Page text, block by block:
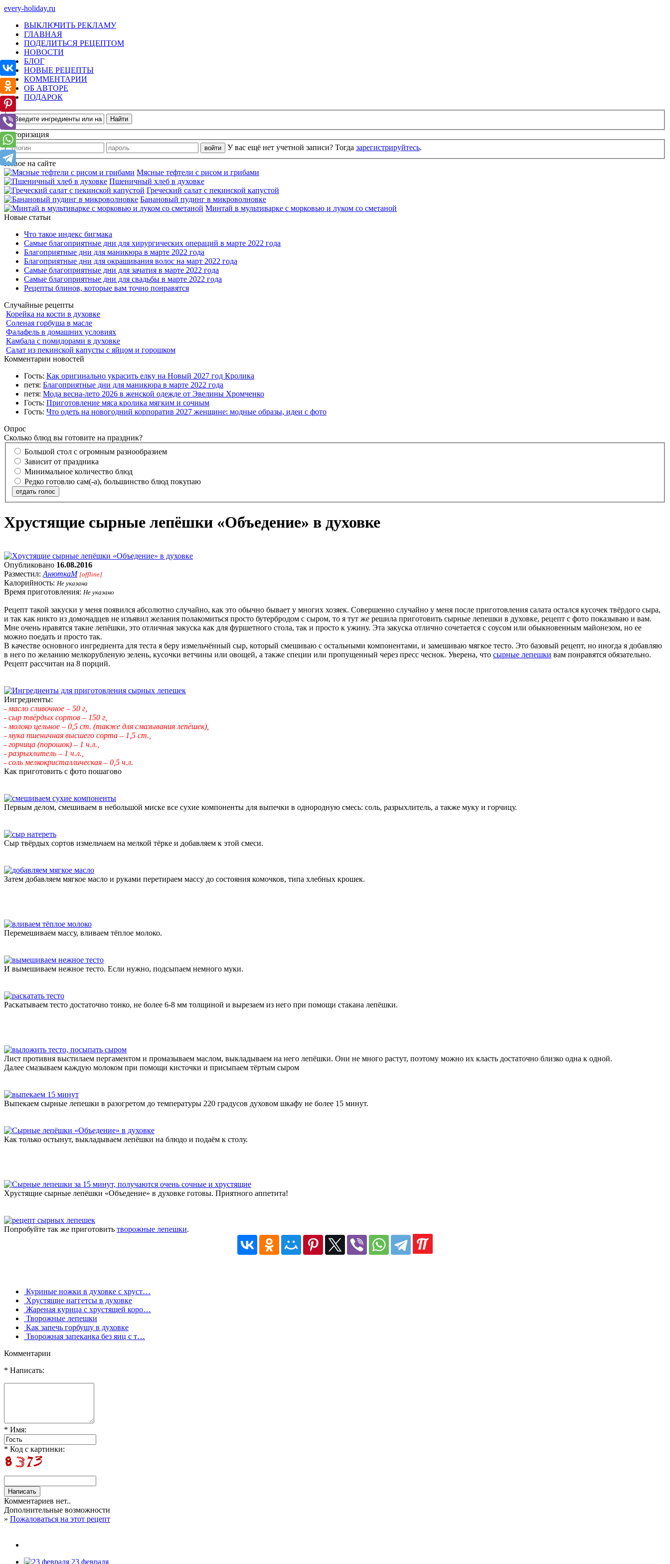
every-holiday.ru
ВЫКЛЮЧИТЬ РЕКЛАМУ
ГЛАВНАЯ
ПОДЕЛИТЬСЯ РЕЦЕПТОМ
НОВОСТИ
БЛОГ
НОВЫЕ РЕЦЕПТЫ
КОММЕНТАРИИ
ОБ АВТОРЕ
ПОДАРОК
Авторизация
У вас ещё нет учетной записи? Тогда зарегистрируйтесь.
Новое на сайте
Мясные тефтели с рисом и грибами
Пшеничный хлеб в духовке
Греческий салат с пекинской капустой
Банановый пудинг в микроволновке
Минтай в мультиварке с морковью и луком со сметаной
Новые статьи
Что такое индекс бигмака
Самые благоприятные дни для хирургических операций в марте 2022 года
Благоприятные дни для маникюра в марте 2022 года
Благоприятные дни для окрашивания волос на март 2022 года
Самые благоприятные дни для зачатия в марте 2022 года
Самые благоприятные дни для свадьбы в марте 2022 года
Рецепты блинов, которые вам точно понравятся
Случайные рецепты
Корейка на кости в духовке
Соленая горбуша в масле
Фалафель в домашних условиях
Камбала с помидорами в духовке
Салат из пекинской капусты с яйцом и горошком
Комментарии новостей
Гость: Как оригинально украсить елку на Новый 2027 год Кролика
петя: Благоприятные дни для маникюра в марте 2022 года
петя: Мода весна-лето 2026 в женской одежде от Эвелины Хромченко
Гость: Приготовление мяса кролика мягким и сочным
Гость: Что одеть на новогодний корпоратив 2027 женщине: модные образы, идеи с фото
Опрос
Сколько блюд вы готовите на праздник?
Большой стол с огромным разнообразием
Зависит от праздника
Минимальное количество блюд
Редко готовлю сам(-а), большинство блюд покупаю
отдать голос
Хрустящие сырные лепёшки «Объедение» в духовке
Опубликовано 16.08.2016
Разместил: АнюткаM [offline]
Калорийность: Не указана
Время приготовления: Не указано
Рецепт такой закуски у меня появился абсолютно случайно, как это обычно бывает у многих хозяек. Совершенно случайно у меня после приготовления салата остался кусочек твёрдого сыра,
и так как никто из домочадцев не изъявил желания полакомиться просто бутербродом с сыром, то я тут же решила приготовить сырные лепешки в духовке, рецепт с фото показываю и вам.
Мне очень нравятся такие лепёшки, это отличная закуска как для фуршетного стола, так и просто к ужину. Эта закуска отлично сочетается с соусом или обыкновенным майонезом, но ее
можно поедать и просто так.
В качестве основного ингредиента для теста я беру измельчённый сыр, который смешиваю с остальными компонентами, и замешиваю мягкое тесто. Это базовый рецепт, но иногда я добавляю
в него по желанию мелкорубленую зелень, кусочки ветчины или овощей, а также специи или пропущенный через пресс чеснок. Уверена, что сырные лепешки вам понравятся обязательно.
Рецепт рассчитан на 8 порций.
Ингредиенты:
- масло сливочное – 50 г,
- сыр твёрдых сортов – 150 г,
- молоко цельное – 0,5 ст. (также для смазывания лепёшек),
- мука пшеничная высшего сорта – 1,5 ст.,
- горчица (порошок) – 1 ч.л.,
- разрыхлитель – 1 ч.л.,
- соль мелкокристаллическая – 0,5 ч.л.
Как приготовить с фото пошагово
Первым делом, смешиваем в небольшой миске все сухие компоненты для выпечки в однородную смесь: соль, разрыхлитель, а также муку и горчицу.
Сыр твёрдых сортов измельчаем на мелкой тёрке и добавляем к этой смеси.
Затем добавляем мягкое масло и руками перетираем массу до состояния комочков, типа хлебных крошек.
Перемешиваем массу, вливаем тёплое молоко.
И вымешиваем нежное тесто. Если нужно, подсыпаем немного муки.
Раскатываем тесто достаточно тонко, не более 6-8 мм толщиной и вырезаем из него при помощи стакана лепёшки.
Лист противня выстилаем пергаментом и промазываем маслом, выкладываем на него лепёшки. Они не много растут, поэтому можно их класть достаточно близко одна к одной.
Далее смазываем каждую молоком при помощи кисточки и присыпаем тёртым сыром
Выпекаем сырные лепешки в разогретом до температуры 220 градусов духовом шкафу не более 15 минут.
Как только остынут, выкладываем лепёшки на блюдо и подаём к столу.
Хрустящие сырные лепёшки «Объедение» в духовке готовы. Приятного аппетита!
Попробуйте так же приготовить творожные лепешки.
Куриные ножки в духовке с хруст…
Хрустящие наггетсы в духовке
Жареная курица с хрустящей коро…
Творожные лепешки
Как запечь горбушу в духовке
Творожная запеканка без яиц с т…
Комментарии
* Написать:
* Имя:
* Код с картинки:
Комментариев нет..
Дополнительные возможности
» Пожаловаться на этот рецепт
23 февраля